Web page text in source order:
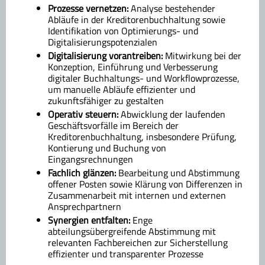
Prozesse vernetzen:Analyse bestehender
Abläufe in der Kreditorenbuchhaltung sowie
Identifikation von Optimierungs- und
Digitalisierungspotenzialen
Digitalisierung vorantreiben: Mitwirkung bei der
Konzeption, Einführung und Verbesserung
digitaler Buchhaltungs- und Workflowprozesse,
um manuelle Abläufe effizienter und
zukunftsfähiger zu gestalten
Operativ steuern:Abwicklung der laufenden
Geschäftsvorfälle im Bereich der
Kreditorenbuchhaltung, insbesondere Prüfung,
Kontierung und Buchung von
Eingangsrechnungen
Fachlich glänzen: Bearbeitung und Abstimmung
offener Posten sowie Klärung von Differenzen in
Zusammenarbeit mit internen und externen
Ansprechpartnern
Synergien entfalten: Enge
abteilungsübergreifende Abstimmung mit
relevanten Fachbereichen zur Sicherstellung
effizienter und transparenter Prozesse